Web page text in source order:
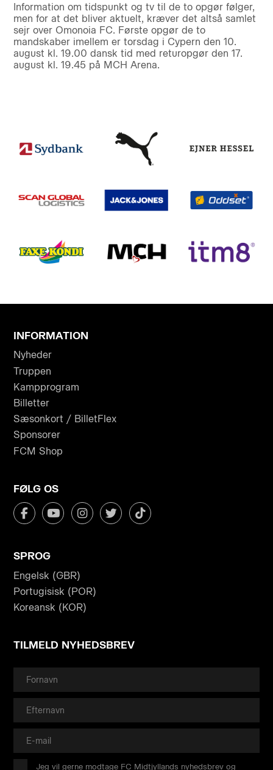
Information om tidspunkt og tv til de to opgør følger,
men for at det bliver aktuelt, kræver det altså samlet
sejr over Omonoia FC. Første opgør de to
mandskaber imellem er torsdag i Cypern den 10.
august kl. 19.00 dansk tid med returopgør den 17.
august kl. 19.45 på MCH Arena.
INFORMATION
Nyheder
Truppen
Kampprogram
Billetter
Sæsonkort / BilletFlex
Sponsorer
FCM Shop
FØLG OS
SPROG
Engelsk (GBR)
Portugisisk (POR)
Koreansk (KOR)
TILMELD NYHEDSBREV
Jeg vil gerne modtage FC Midtjyllands nyhedsbrev og